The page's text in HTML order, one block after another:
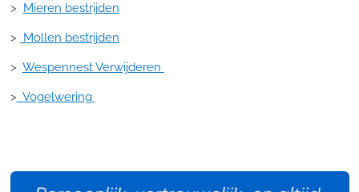
> Mieren bestrijden
> Mollen bestrijden
> Wespennest Verwijderen
> Vogelwering